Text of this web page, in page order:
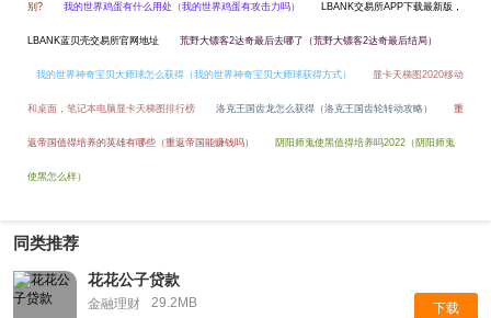
别? 我的世界鸡蛋有什么用处（我的世界鸡蛋有攻击力吗） LBANK交易所APP下载最新版，
LBANK蓝贝壳交易所官网地址 荒野大镖客2达奇最后去哪了（荒野大镖客2达奇最后结局）
我的世界神奇宝贝大师球怎么获得（我的世界神奇宝贝大师球获得方式） 显卡天梯图2020移动
和桌面，笔记本电脑显卡天梯图排行榜 洛克王国齿龙怎么获得（洛克王国齿轮转动攻略） 重
返帝国值得培养的英雄有哪些（重返帝国能赚钱吗） 阴阳师鬼使黑值得培养吗2022（阴阳师鬼
使黑怎么样）
同类推荐
花花公子贷款
金融理财 29.2MB 下载